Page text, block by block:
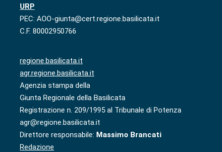
URP
PEC: AOO-giunta@cert.regione.basilicata.it
C.F. 80002950766
regione.basilicata.it
agr.regione.basilicata.it
Agenzia stampa della
Giunta Regionale della Basilicata
Registrazione n. 209/1995 al Tribunale di Potenza
agr@regione.basilicata.it
Direttore responsabile: Massimo Brancati
Redazione